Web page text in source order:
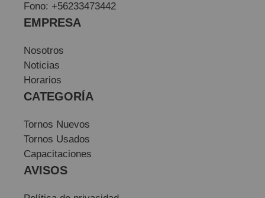
Fono: +56233473442
EMPRESA
Nosotros
Noticias
Horarios
CATEGORÍA
Tornos Nuevos
Tornos Usados
Capacitaciones
AVISOS